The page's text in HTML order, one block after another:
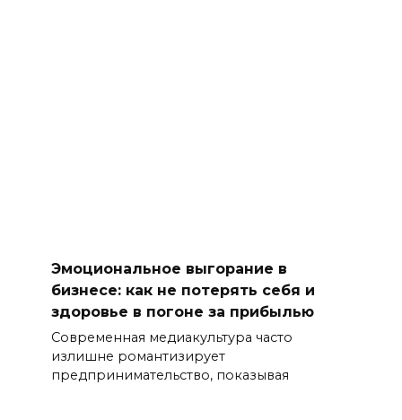
Эмоциональное выгорание в
бизнесе: как не потерять себя и
здоровье в погоне за прибылью
Современная медиакультура часто
излишне романтизирует
предпринимательство, показывая